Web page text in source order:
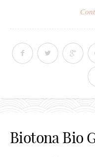
Biotona Bio